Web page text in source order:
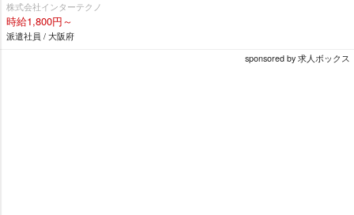
株式会社インターテクノ
時給1,800円～
派遣社員 / 大阪府
sponsored by 求人ボックス